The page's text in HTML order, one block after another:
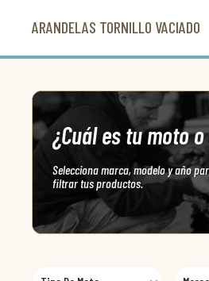
ARANDELAS TORNILLO VACIADO
¿Cuál es tu moto
Selecciona marca, modelo y año
filtrar tus productos.